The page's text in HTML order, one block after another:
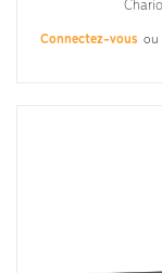
Connectez-vous ou